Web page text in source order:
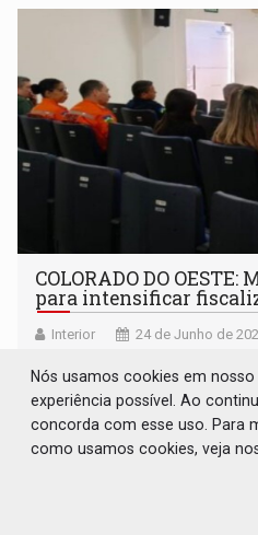
COLORADO DO
para intensificar
Interior 24 de Junho de
Nós usamos cookies em
experiência possível. Ao
concorda com esse uso. Para
como usamos cookies, veja